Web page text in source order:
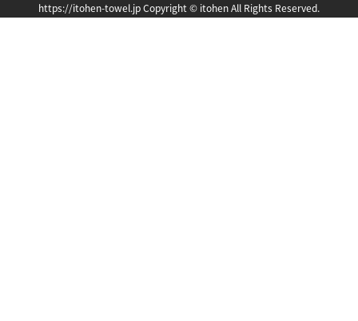
https://itohen-towel.jp Copyright © itohen All Rights Reserved.